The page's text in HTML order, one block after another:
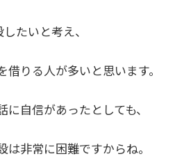
たいと考え、
りる人が多いと思います。
自信があったとしても、
非常に困難ですからね。